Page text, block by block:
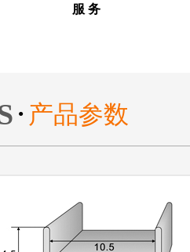
服 务
● 产品参数